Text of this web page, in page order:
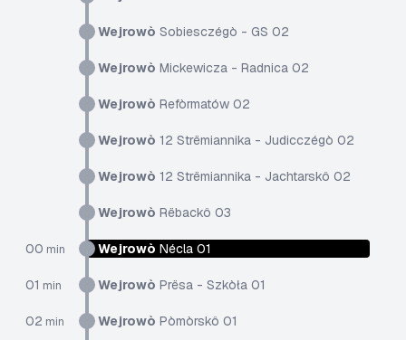
Wejrowò Sobiesczégò - GS 02
Wejrowò Mickewicza - Radnica 02
Wejrowò Refòrmatów 02
Wejrowò 12 Strëmiannika - Judicczégò 02
Wejrowò 12 Strëmiannika - Jachtarskô 02
Wejrowò Rëbackô 03
00 min Wejrowò Nécla 01
01 min Wejrowò Prësa - Szkòła 01
02 min Wejrowò Pòmòrskô 01